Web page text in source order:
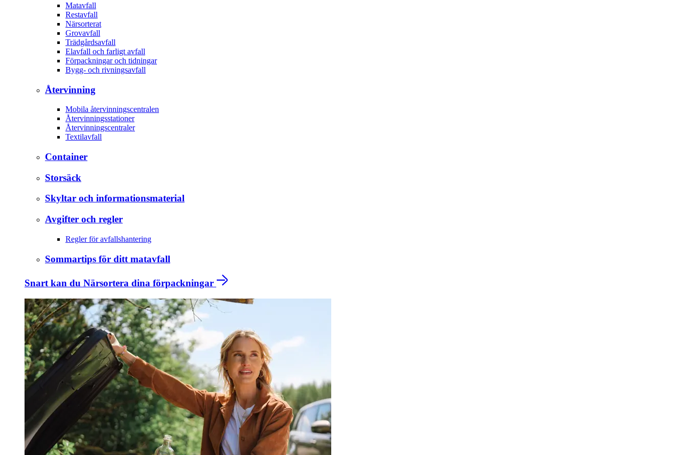
Matavfall
Restavfall
Närsorterat
Grovavfall
Trädgårdsavfall
Elavfall och farligt avfall
Förpackningar och tidningar
Bygg- och rivningsavfall
Återvinning
Mobila återvinningscentralen
Återvinningsstationer
Återvinningscentraler
Textilavfall
Container
Storsäck
Skyltar och informationsmaterial
Avgifter och regler
Regler för avfallshantering
Sommartips för ditt matavfall
Snart kan du Närsortera dina förpackningar